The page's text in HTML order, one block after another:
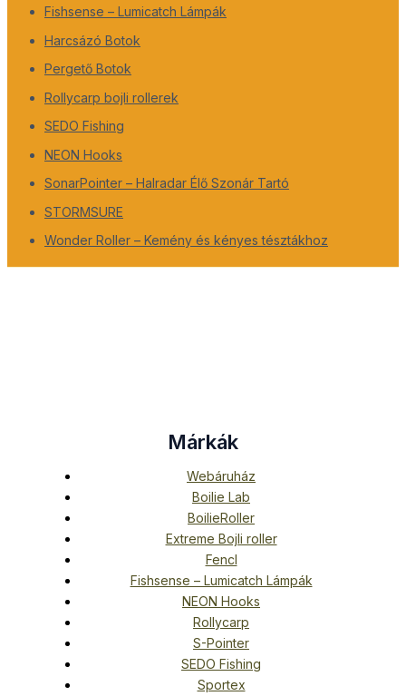
Fishsense – Lumicatch Lámpák
Harcsázó Botok
Pergető Botok
Rollycarp bojli rollerek
SEDO Fishing
NEON Hooks
SonarPointer – Halradar Élő Szonár Tartó
STORMSURE
Wonder Roller – Kemény és kényes tésztákhoz
Márkák
Webáruház
Boilie Lab
BoilieRoller
Extreme Bojli roller
Fencl
Fishsense – Lumicatch Lámpák
NEON Hooks
Rollycarp
S-Pointer
SEDO Fishing
Sportex